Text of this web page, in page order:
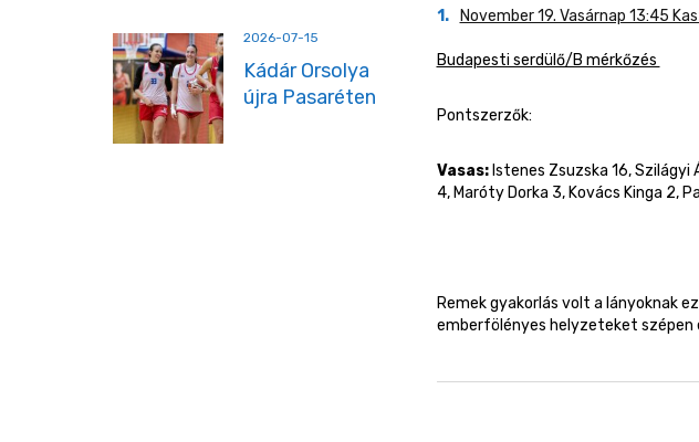
November 19. Vasárnap 13:45
Budapesti serdülő/B mérkőzés
Pontszerzők:
Vasas:Istenes Zsuzska 16, Szilágyi
4, Maróty Dorka 3, Kovács Kinga 2,
Remek gyakorlás volt a lányoknak
emberfölényes helyzeteket szépen
2026-07-15
Kádár Orsolya
újra Pasaréten